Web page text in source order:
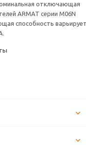
отключающая
ARMAT серии M06N
способность